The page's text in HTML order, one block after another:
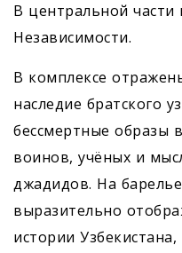
В центральной части
Независимости.
В комплексе
нас­ледие братского
бессмертные образы
воинов, учёных и
джадидов. На
выразительно
истории